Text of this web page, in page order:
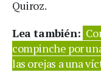
Quiroz.
Lea también:
compinche por
las orejas a una